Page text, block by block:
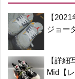
【
ジョー
【詳
Mid【